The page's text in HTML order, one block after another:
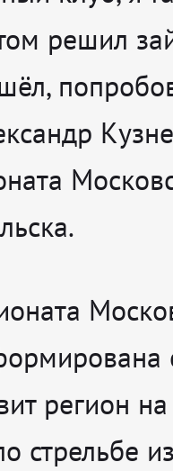
решил
регион
стрельбе